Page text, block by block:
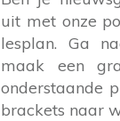
uit met onze
lesplan. Ga
maak een
onderstaande
brackets naar